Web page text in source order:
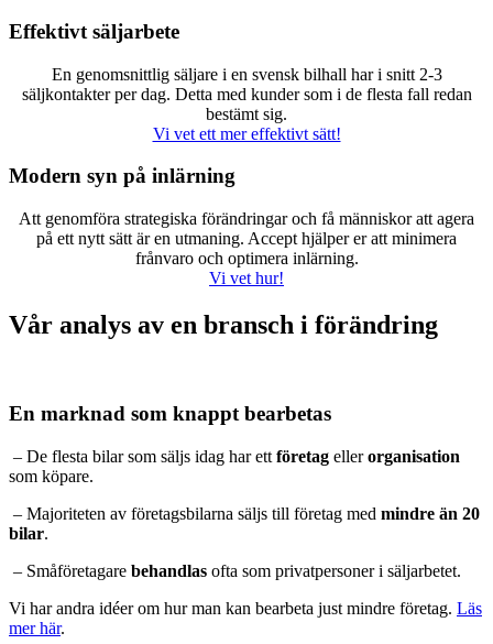
Effektivt säljarbete
En genomsnittlig säljare i en svensk bilhall har i snitt 2-3
säljkontakter per dag. Detta med kunder som i de flesta fall redan
bestämt sig.
Vi vet ett mer effektivt sätt!
Modern syn på inlärning
Att genomföra strategiska förändringar och få människor att agera
på ett nytt sätt är en utmaning. Accept hjälper er att minimera
frånvaro och optimera inlärning.
Vi vet hur!
Vår analys av en bransch i förändring
En marknad som knappt bearbetas
– De flesta bilar som säljs idag har ett företag ellerorganisation
som köpare.
– Majoriteten av företagsbilarna säljs till företag med mindre än 20
bilar.
– Småföretagare behandlas ofta som privatpersoner i säljarbetet.
Vi har andra idéer om hur man kan bearbeta just mindre företag. Läs
mer här.